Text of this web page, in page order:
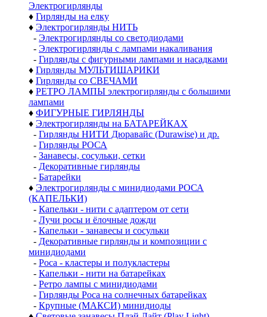
Электро­гирлянды
♦ Гирлянды на елку
♦ Электрогирлянды НИТЬ
- Электрогирлянды со светодиодами
- Электрогирлянды с лампами накаливания
- Гирлянды с фигурными лампами и насадками
♦ Гирлянды МУЛЬТИШАРИКИ
♦ Гирлянды со СВЕЧАМИ
♦ РЕТРО ЛАМПЫ электрогирлянды с большими
лампами
♦ ФИГУРНЫЕ ГИРЛЯНДЫ
♦ Электрогирлянды на БАТАРЕЙКАХ
- Гирлянды НИТИ Дюравайс (Durawise) и др.
- Гирлянды РОСА
- Занавесы, сосульки, сетки
- Декоративные гирлянды
- Батарейки
♦ Электрогирлянды с минидиодами РОСА
(КАПЕЛЬКИ)
- Капельки - нити с адаптером от сети
- Лучи росы и ёлочные дожди
- Капельки - занавесы и сосульки
- Декоративные гирлянды и композиции с
минидиодами
- Роса - кластеры и полукластеры
- Капельки - нити на батарейках
- Ретро лампы с минидиодами
- Гирлянды Роса на солнечных батарейках
- Крупные (МАКСИ) минидиоды